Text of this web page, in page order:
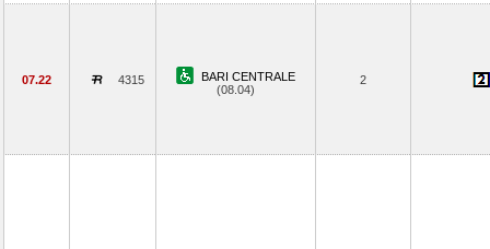
07.22 4315
BARI CENTRALE
(08.04)
2